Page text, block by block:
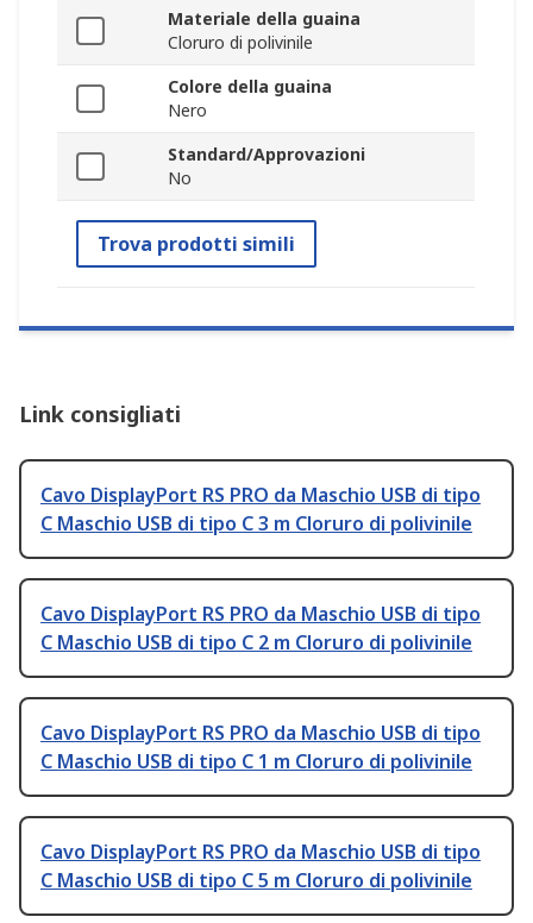
Materiale della guaina
Cloruro di polivinile
Colore della guaina
Nero
Standard/Approvazioni
No
Trova prodotti simili
Link consigliati
Cavo DisplayPort RS PRO da Maschio USB di tipo
C Maschio USB di tipo C 3 m Cloruro di polivinile
Cavo DisplayPort RS PRO da Maschio USB di tipo
C Maschio USB di tipo C 2 m Cloruro di polivinile
Cavo DisplayPort RS PRO da Maschio USB di tipo
C Maschio USB di tipo C 1 m Cloruro di polivinile
Cavo DisplayPort RS PRO da Maschio USB di tipo
C Maschio USB di tipo C 5 m Cloruro di polivinile